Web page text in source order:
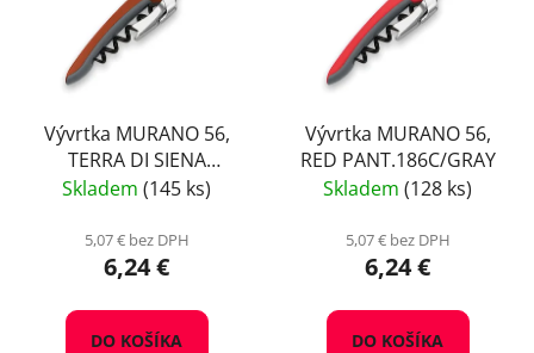
Vývrtka MURANO 56,
TERRA DI SIENA
BROWN/GRAY
Skladem (145 ks)
5,07 € bez DPH
6,24 €
DO KOŠÍKA
Vývrtka MURANO 56,
RED PANT.186C/GRAY
Skladem (128 ks)
5,07 € bez DPH
6,24 €
DO KOŠÍKA